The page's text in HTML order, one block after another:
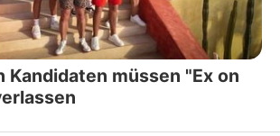
Kandidaten müssen "Ex on